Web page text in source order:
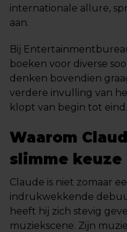
internationale allure,
aan.
Bij
boeken voor diverse
denken bovendien
verdere invulling van
klopt van begin tot eind.
Waarom
slimme keuze
Claude is niet zomaar
indrukwekkende
heeft hij zich stevig
muziekscene. Zijn